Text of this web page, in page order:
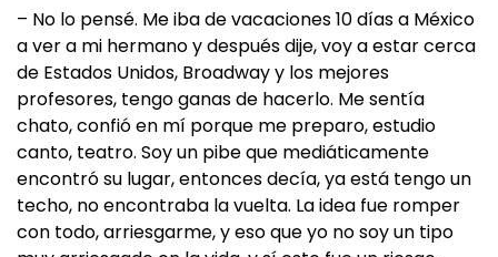
– No lo pensé. Me iba de vacaciones 10 días a México
a ver a mi hermano y después dije, voy a estar cerca
de Estados Unidos, Broadway y los mejores
profesores, tengo ganas de hacerlo. Me sentía
chato, confió en mí porque me preparo, estudio
canto, teatro. Soy un pibe que mediáticamente
encontró su lugar, entonces decía, ya está tengo un
techo, no encontraba la vuelta. La idea fue romper
con todo, arriesgarme, y eso que yo no soy un tipo